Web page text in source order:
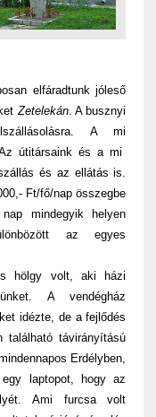
elfáradtunk jóleső
Zetelekán. A busznyi
A mi
útitársaink és a mi
és az ellátás is.
Ft/fő/nap összegbe
mindegyik helyen
az egyes
hölgy volt, aki házi
A vendégház
idézte, de a fejlődés
távirányítású
Erdélyben,
laptopot, hogy az
Ami furcsa volt